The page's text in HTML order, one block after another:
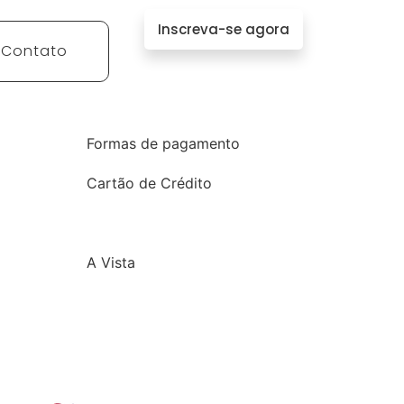
Contato
Inscreva-se agora
Formas de pagamento
Cartão de Crédito
A Vista